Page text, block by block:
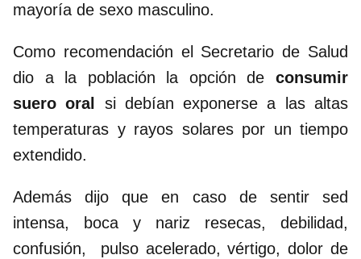
mayoría de sexo masculino.
Como recomendación el Secretario de Salud
dio a la población la opción de consumir
suero oral si debían exponerse a las altas
temperaturas y rayos solares por un tiempo
extendido.
Además dijo que en caso de sentir sed
intensa, boca y nariz resecas, debilidad,
confusión, pulso acelerado, vértigo, dolor de